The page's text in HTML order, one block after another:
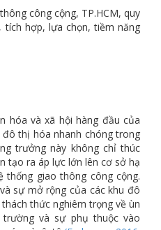
công cộng, TP.HCM, quy
hợp, lựa chọn, tiềm năng
hóa và xã hội hàng đầu của
thị hóa nhanh chóng trong
trưởng này không chỉ thúc
tạo ra áp lực lớn lên cơ sở hạ
giao thông công cộng.
sự mở rộng của các khu đô
thức nghiêm trọng về ùn
và sự phụ thuộc vào